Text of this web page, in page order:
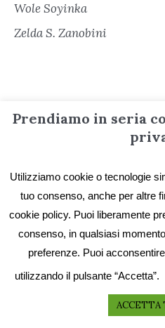
Wole Soyinka
Zelda S. Zanobini
Informazioni
Contatti
Privacy e Cookie
Codice etico
Prendiamo in seria
Utilizziamo cookie o tecnologie
tuo consenso, anche per altre
cookie policy. Puoi liberamente
consenso, in qualsiasi
preferenze. Puoi
utilizzando il pulsante “Accetta”.